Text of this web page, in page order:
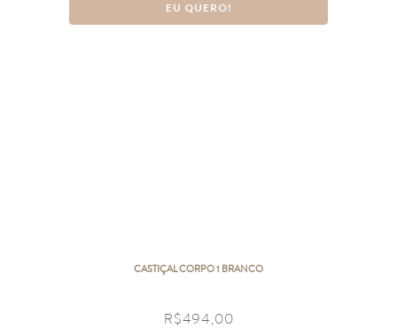
EU QUERO!
CASTIÇAL CORPO 1 BRANCO
R$494,00